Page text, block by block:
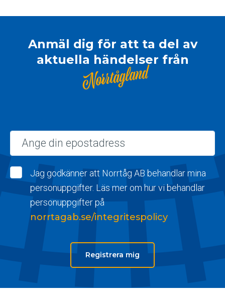
Anmäl dig för att ta del av
aktuella händelser från
Norrtågland
Jag godkänner att Norrtåg AB behandlar mina
personuppgifter. Läs mer om hur vi behandlar
personuppgifter på
norrtagab.se/integritespolicy
Registrera mig